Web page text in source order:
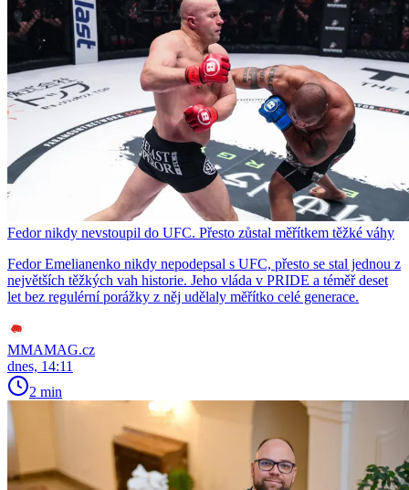
Fedor nikdy nevstoupil do UFC. Přesto zůstal měřítkem těžké váhy
Fedor Emelianenko nikdy nepodepsal s UFC, přesto se stal jednou z
největších těžkých vah historie. Jeho vláda v PRIDE a téměř deset
let bez regulérní porážky z něj udělaly měřítko celé generace.
MMAMAG.cz
dnes, 14:11
2 min